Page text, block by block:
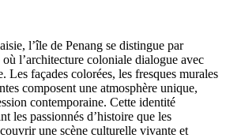
l’île de Penang se distingue par
l’architecture coloniale dialogue avec
Les façades colorées, les fresques murales
composent une atmosphère unique,
contemporaine. Cette identité
les passionnés d’histoire que les
une scène culturelle vivante et